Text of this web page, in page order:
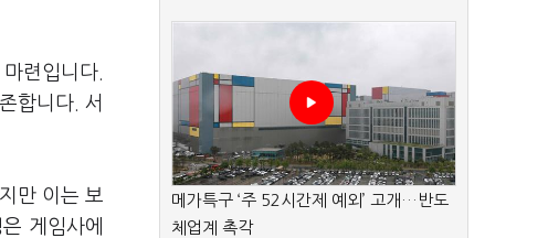
련입니다.
합니다. 서
만 이는 보
게임사에
메가특구 ‘주 52시간제 예외’ 고개…반도
체업계 촉각